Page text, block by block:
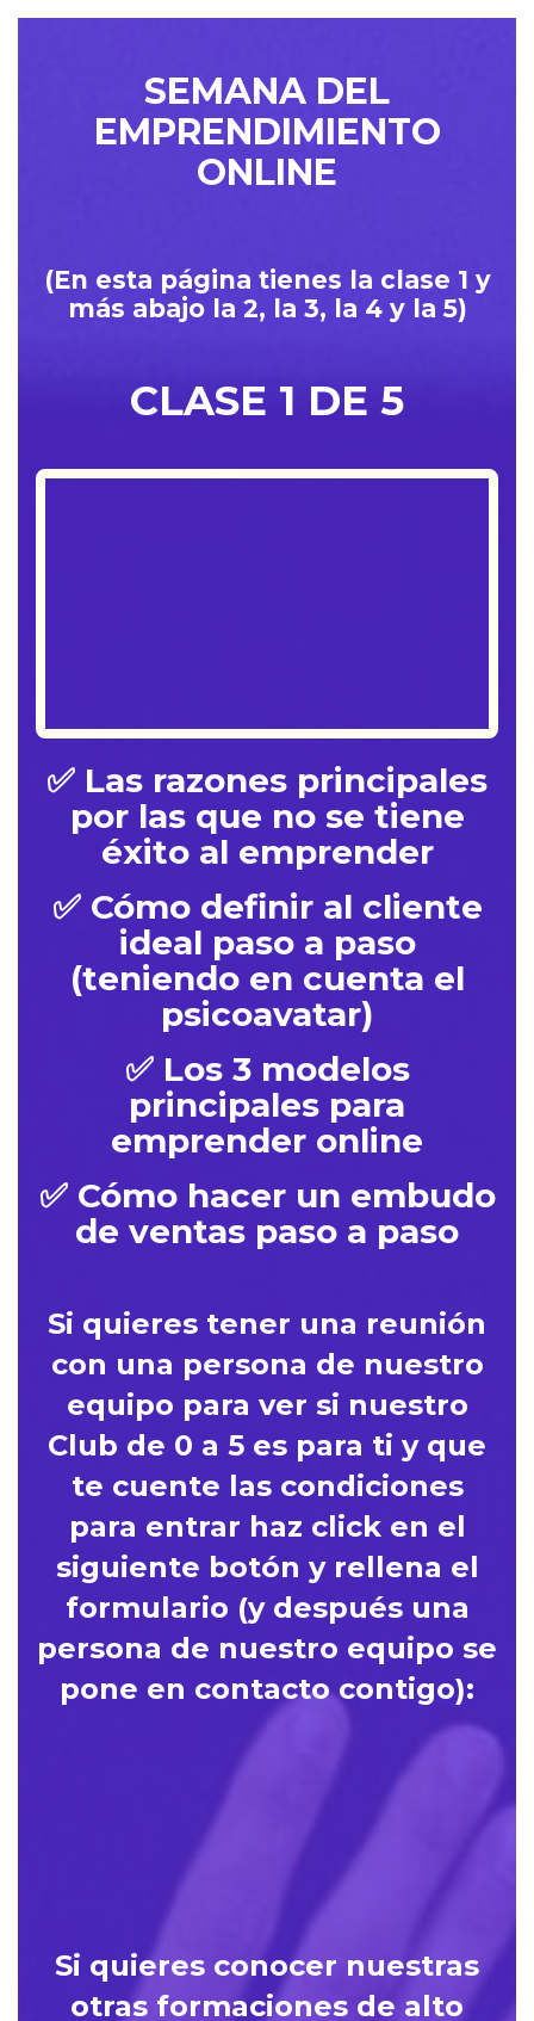
SEMANA DEL
EMPRENDIMIENTO
ONLINE
(En esta página tienes la clase 1 y
más abajo la 2, la 3, la 4 y la 5)
CLASE 1 DE 5
✅ Las razones principales
por las que no se tiene
éxito al emprender
✅ Cómo definir al cliente
ideal paso a paso
(teniendo en cuenta el
psicoavatar)
✅ Los 3 modelos
principales para
emprender online
✅ Cómo hacer un embudo
de ventas paso a paso
Si quieres tener una reunión
con una persona de nuestro
equipo para ver si nuestro
Club de 0 a 5 es para ti y que
te cuente las condiciones
para entrar haz click en el
siguiente botón y rellena el
formulario (y después una
persona de nuestro equipo se
pone en contacto contigo):
Quiero saber si
condiciones
Si quieres conocer nuestras
otras formaciones de alto